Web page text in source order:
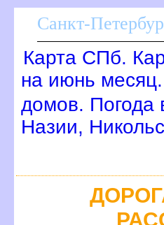
Санкт-
Карта СПб.
на июнь
домов. Погода
Назии,